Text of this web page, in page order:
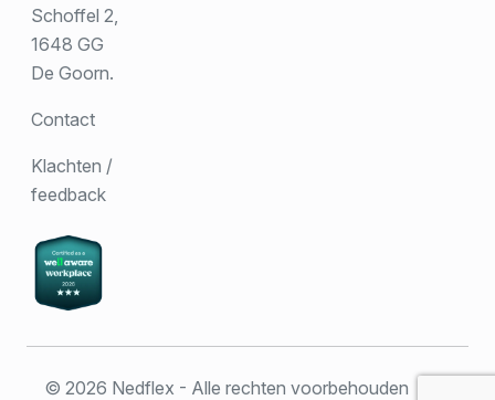
Schoffel 2,
1648 GG
De Goorn.
Contact
Klachten /
feedback
© 2026 Nedflex - Alle rechten voorbehouden